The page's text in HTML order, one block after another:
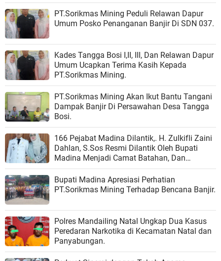
PT.Sorikmas Mining Peduli Relawan Dapur
Umum Posko Penanganan Banjir Di SDN 037.
Kades Tangga Bosi I,II, III, Dan Relawan Dapur
Umum Ucapkan Terima Kasih Kepada
PT.Sorikmas Mining.
PT.Sorikmas Mining Akan Ikut Bantu Tangani
Dampak Banjir Di Persawahan Desa Tangga
Bosi.
166 Pejabat Madina Dilantik,. H. Zulkifli Zaini
Dahlan, S.Sos Resmi Dilantik Oleh Bupati
Madina Menjadi Camat Batahan, Dan
Harapan Baru Bagi Kemajuan Kecamatan
Batahan.
Bupati Madina Apresiasi Perhatian
PT.Sorikmas Mining Terhadap Bencana Banjir.
Polres Mandailing Natal Ungkap Dua Kasus
Peredaran Narkotika di Kecamatan Natal dan
Panyabungan.